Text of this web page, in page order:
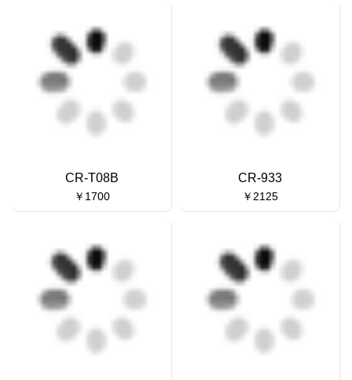
CR-T08B
￥1700
CR-933
￥2125